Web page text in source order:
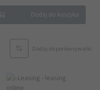
Dodaj do koszyka
Dodaj do porównywarki